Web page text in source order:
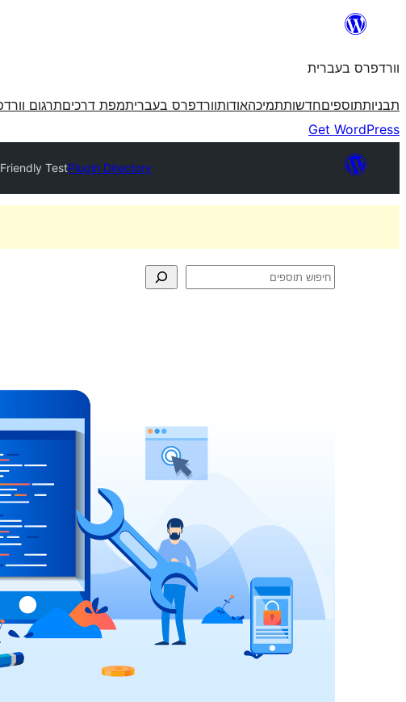
וורדפרס בעברית
תבניותתוספיםחדשותתמיכהאודותוורדפרס בעבריתמפת דרכיםתרגום
Get WordPress
Plugin Directory
Test
חיפוש